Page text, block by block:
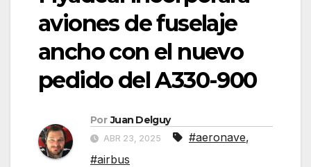
aviones de fuselaje
ancho con el nuevo
pedido del A330-900
Por Juan Delguy
ABR 23, 2025 #aeronave,
#airbus